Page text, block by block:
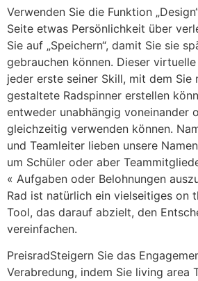
Verwenden Sie die Funktion
Seite etwas Persönlichkeit über
Sie auf „Speichern“, damit Sie sie
gebrauchen können. Dieser
jeder erste seiner Skill, mit dem Sie
gestaltete Radspinner erstellen
entweder unabhängig voneinander
gleichzeitig verwenden können.
und Teamleiter lieben unsere
um Schüler oder aber
« Aufgaben oder Belohnungen
Rad ist natürlich ein vielseitiges on
Tool, das darauf abzielt, den
vereinfachen.
PreisradSteigern Sie das
Verabredung, indem Sie living area